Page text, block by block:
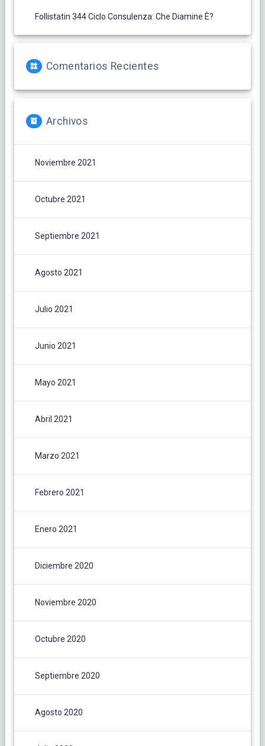
Follistatin 344 Ciclo Consulenza: Che Diamine È?
Comentarios Recientes
Archivos
Noviembre 2021
Octubre 2021
Septiembre 2021
Agosto 2021
Julio 2021
Junio 2021
Mayo 2021
Abril 2021
Marzo 2021
Febrero 2021
Enero 2021
Diciembre 2020
Noviembre 2020
Octubre 2020
Septiembre 2020
Agosto 2020